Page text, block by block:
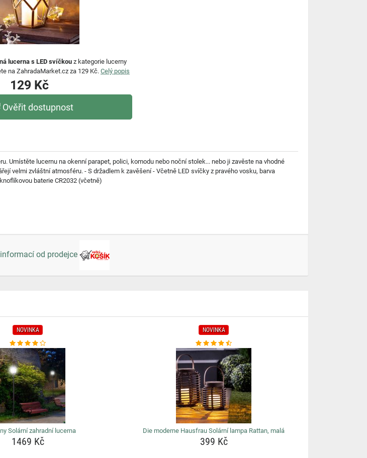
lucerna s LED svíčkouz kategorie lucerny
na ZahradaMarket.cz za 129 Kč.Celý popis
129 Kč
Ověřit dostupnost
Umístěte lucernu na okenní parapet, polici, komodu nebo noční stolek... nebo ji zavěste na vhodné
velmi zvláštní atmosféru. - S držadlem k zavěšení - Včetně LED svíčky z pravého vosku, barva
baterie CR2032 (včetně)
od prodejce
NOVINKA
Solární zahradní lucerna
1469 Kč
NOVINKA
Die moderne Hausfrau Solární lampa Rattan, malá
399 Kč